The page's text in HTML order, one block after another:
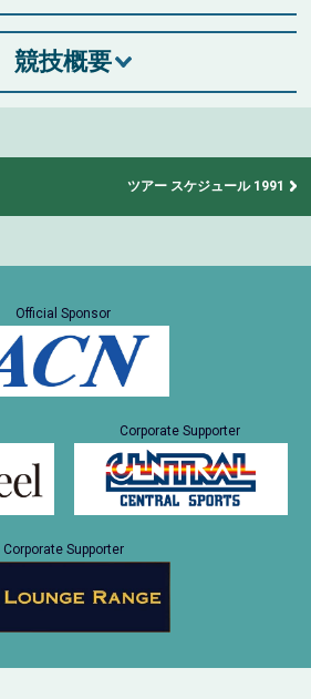
競技概要
ツアー スケジュール 1991
Official Sponsor
Corporate Supporter
Corporate Supporter